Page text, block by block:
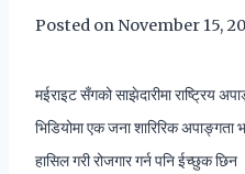
Posted on November 15,
मईराइट सँगको साझेदारीमा राष्ट्रिय
भिडियोमा एक जना शारिरिक
हासिल गरी रोजगार गर्न पनि ईच्छुक